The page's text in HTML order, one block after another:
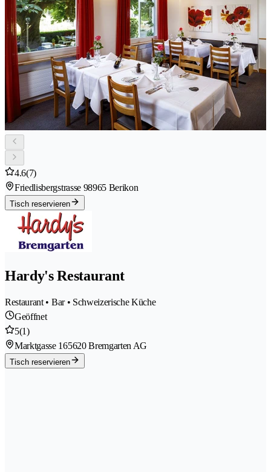
4.6(7)
Friedlisbergstrasse 98965 Berikon
Tisch reservieren
Hardy's Restaurant
Restaurant • Bar • Schweizerische Küche
Geöffnet
5(1)
Marktgasse 165620 Bremgarten AG
Tisch reservieren